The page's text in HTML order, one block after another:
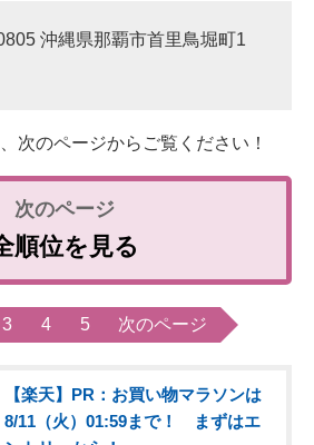
沖縄県那覇市首里鳥堀町1
次のページからご覧ください！
順位を見る
3 4 5 次のページ
【楽天】PR：お買い物マラソンは
8/11（火）01:59まで！ まずはエ